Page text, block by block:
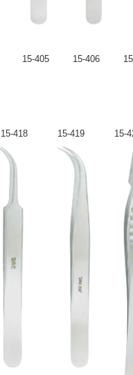
15-405 15-406
15-418 15-419 15-